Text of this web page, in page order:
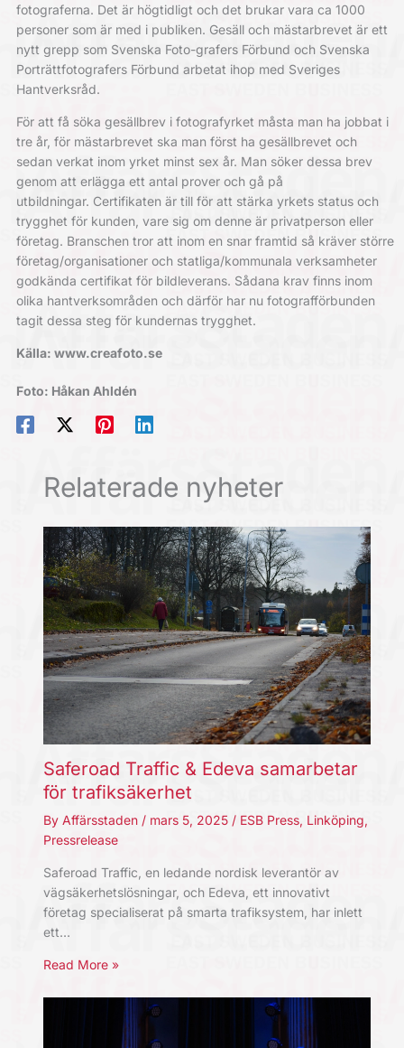
fotograferna. Det är högtidligt och det brukar vara ca 1000
personer som är med i publiken. Gesäll och mästarbrevet är ett
nytt grepp som Svenska Foto-grafers Förbund och Svenska
Porträttfotografers Förbund arbetat ihop med Sveriges
Hantverksråd.
För att få söka gesällbrev i fotografyrket måsta man ha jobbat i
tre år, för mästarbrevet ska man först ha gesällbrevet och
sedan verkat inom yrket minst sex år. Man söker dessa brev
genom att erlägga ett antal prover och gå på
utbildningar. Certifikaten är till för att stärka yrkets status och
trygghet för kunden, vare sig om denne är privatperson eller
företag. Branschen tror att inom en snar framtid så kräver större
företag/organisationer och statliga/kommunala verksamheter
godkända certifikat för bildleverans. Sådana krav finns inom
olika hantverksområden och därför har nu fotografförbunden
tagit dessa steg för kundernas trygghet.
Källa: www.creafoto.se
Foto: Håkan Ahldén
Relaterade nyheter
Saferoad Traffic & Edeva samarbetar
för trafiksäkerhet
By Affärsstaden / mars 5, 2025 / ESB Press, Linköping,
Pressrelease
Saferoad Traffic, en ledande nordisk leverantör av
vägsäkerhetslösningar, och Edeva, ett innovativt
företag specialiserat på smarta trafiksystem, har inlett
ett…
Read More »